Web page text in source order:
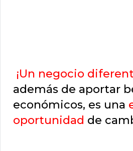
¡Un negocio
además de aportar
económicos, es una
oportunidad de